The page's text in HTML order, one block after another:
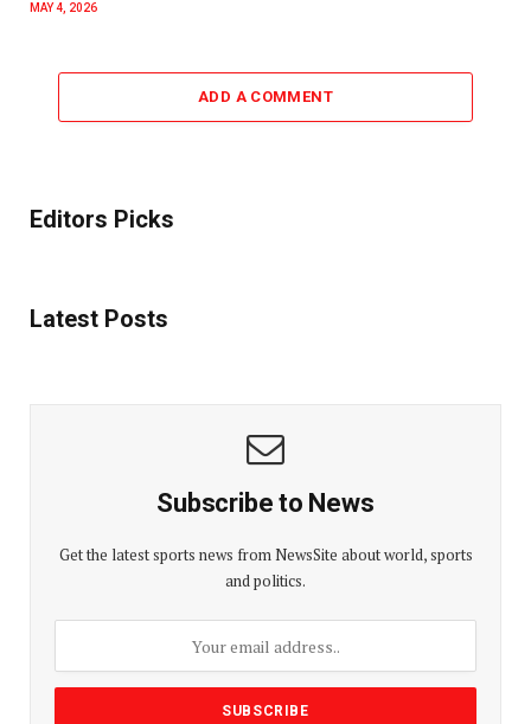
MAY 4, 2026
ADD A COMMENT
Editors Picks
Latest Posts
Subscribe to News
Get the latest sports news from NewsSite about world, sports
and politics.